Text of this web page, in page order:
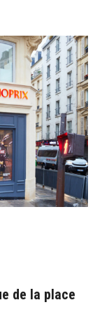
de la place